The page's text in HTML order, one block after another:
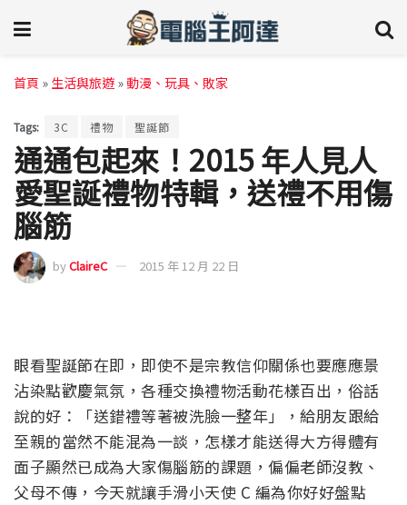
首頁 » 生活與旅遊 » 動漫、玩具、敗家
Tags: 3C 禮物 聖誕節
通通包起來！2015 年人見人
愛聖誕禮物特輯，送禮不用傷
腦筋
byClaireC 2015 年 12 月 22 日
眼看聖誕節在即，即使不是宗教信仰關係也要應應景
沾染點歡慶氣氛，各種交換禮物活動花樣百出，俗話
說的好：「送錯禮等著被洗臉一整年」，給朋友跟給
至親的當然不能混為一談，怎樣才能送得大方得體有
面子顯然已成為大家傷腦筋的課題，偏偏老師沒教、
父母不傳，今天就讓手滑小天使 C 編為你好好盤點